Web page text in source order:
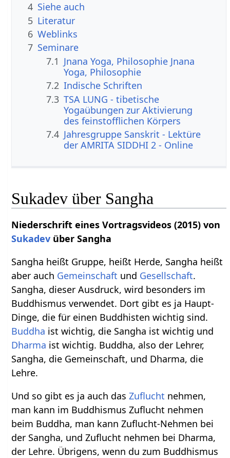
4 Siehe auch
5 Literatur
6 Weblinks
7 Seminare
7.1 Jnana Yoga, Philosophie Jnana
Yoga, Philosophie
7.2 Indische Schriften
7.3 TSA LUNG - tibetische
Yogaübungen zur Aktivierung
des feinstofflichen Körpers
7.4 Jahresgruppe Sanskrit - Lektüre
der AMRITA SIDDHI 2 - Online
Sukadev über Sangha
Niederschrift eines Vortragsvideos (2015) von
Sukadev über Sangha
Sangha heißt Gruppe, heißt Herde, Sangha heißt
aber auch Gemeinschaft und Gesellschaft.
Sangha, dieser Ausdruck, wird besonders im
Buddhismus verwendet. Dort gibt es ja Haupt-
Dinge, die für einen Buddhisten wichtig sind.
Buddha ist wichtig, die Sangha ist wichtig und
Dharma ist wichtig. Buddha, also der Lehrer,
Sangha, die Gemeinschaft, und Dharma, die
Lehre.
Und so gibt es ja auch dasZuflucht nehmen,
man kann im Buddhismus Zuflucht nehmen
beim Buddha, man kann Zuflucht-Nehmen bei
der Sangha, und Zuflucht nehmen bei Dharma,
der Lehre. Übrigens, wenn du zum Buddhismus